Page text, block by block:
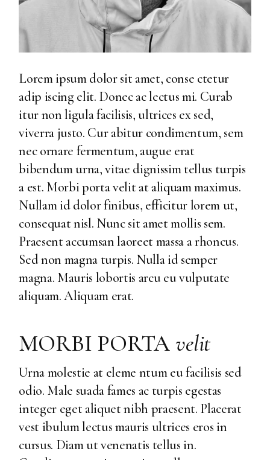
Lorem ipsum dolor sit amet, conse ctetur
adip iscing elit. Donec ac lectus mi. Curab
itur non ligula facilisis, ultrices ex sed,
viverra justo. Cur abitur condimentum, sem
nec ornare fermentum, augue erat
bibendum urna, vitae dignissim tellus turpis
a est. Morbi porta velit at aliquam maximus.
Nullam id dolor finibus, efficitur lorem ut,
consequat nisl. Nunc sit amet mollis sem.
Praesent accumsan laoreet massa a rhoncus.
Sed non magna turpis. Nulla id semper
magna. Mauris lobortis arcu eu vulputate
aliquam. Aliquam erat.
MORBI PORTA velit
Urna molestie at eleme ntum eu facilisis sed
odio. Male suada fames ac turpis egestas
integer eget aliquet nibh praesent. Placerat
vest ibulum lectus mauris ultrices eros in
cursus. Diam ut venenatis tellus in.